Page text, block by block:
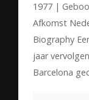
1977 |
Afkomst
Biography
jaar
Barcelona